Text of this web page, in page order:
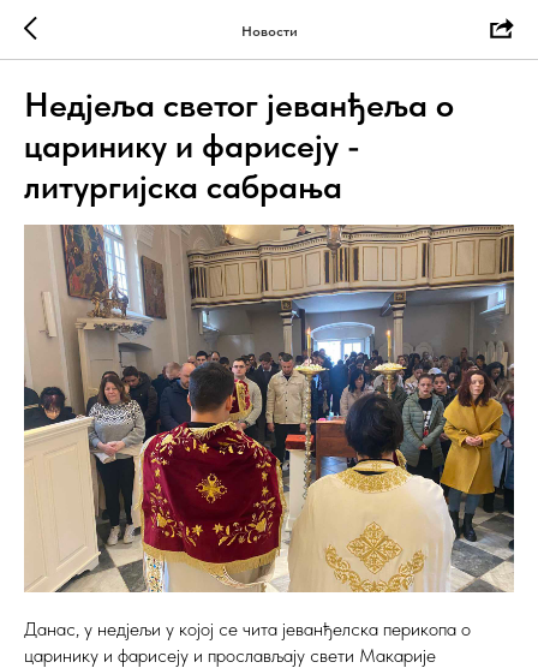
Новости
Недјеља светог јеванђеља о
царинику и фарисеју -
литургијска сабрања
Данас, у недјељи у којој се чита јеванђелска перикопа о
царинику и фарисеју и прослављају свети Макарије